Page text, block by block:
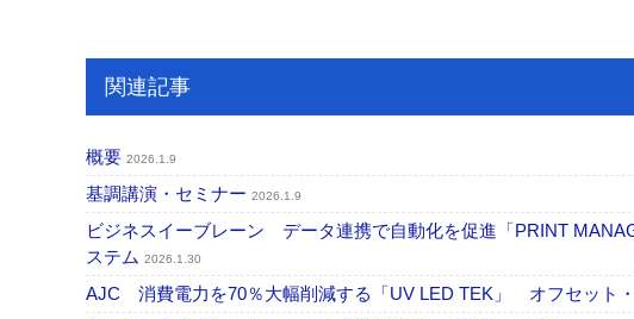
関連記事
概要 2026.1.9
基調講演・セミナー 2026.1.9
ビジネスイーブレーン データ連携で自動化を促進「PRINT
ステム 2026.1.30
AJC 消費電力を70％大幅削減する「UV LED TEK」 オフセット